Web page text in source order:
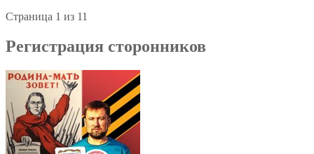
Страница 1 из 11
Регистрация сторонников